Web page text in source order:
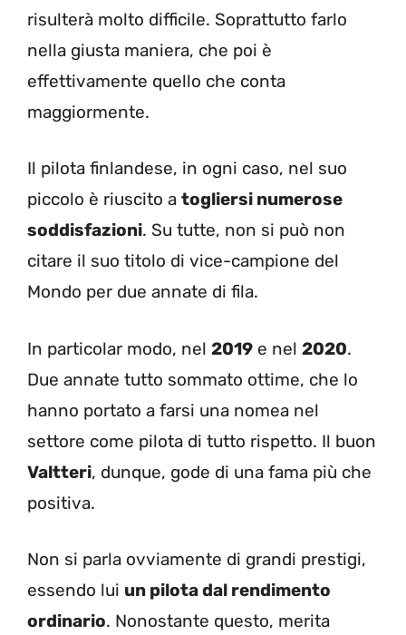
risulterà molto difficile. Soprattutto farlo
nella giusta maniera, che poi è
effettivamente quello che conta
maggiormente.
Il pilota finlandese, in ogni caso, nel suo
piccolo è riuscito a togliersi numerose
soddisfazioni. Su tutte, non si può non
citare il suo titolo di vice-campione del
Mondo per due annate di fila.
In particolar modo, nel 2019 e nel 2020.
Due annate tutto sommato ottime, che lo
hanno portato a farsi una nomea nel
settore come pilota di tutto rispetto. Il buon
Valtteri, dunque, gode di una fama più che
positiva.
Non si parla ovviamente di grandi prestigi,
essendo lui un pilota dal rendimento
ordinario. Nonostante questo, merita